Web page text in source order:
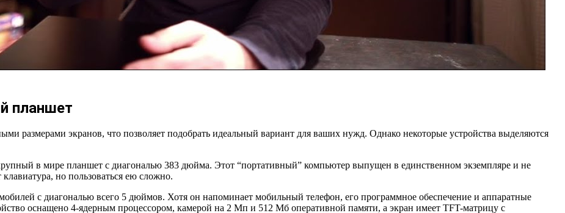
планшет
размерами экранов, что позволяет подобрать идеальный вариант для ваших нужд. Однако некоторые устройства выделяются
в мире планшет с диагональю 383 дюйма. Этот “портативный” компьютер выпущен в единственном экземпляре и не
но пользоваться ею сложно.
с диагональю всего 5 дюймов. Хотя он напоминает мобильный телефон, его программное обеспечение и аппаратные
оснащено 4-ядерным процессором, камерой на 2 Мп и 512 Мб оперативной памяти, а экран имеет TFT-матрицу с